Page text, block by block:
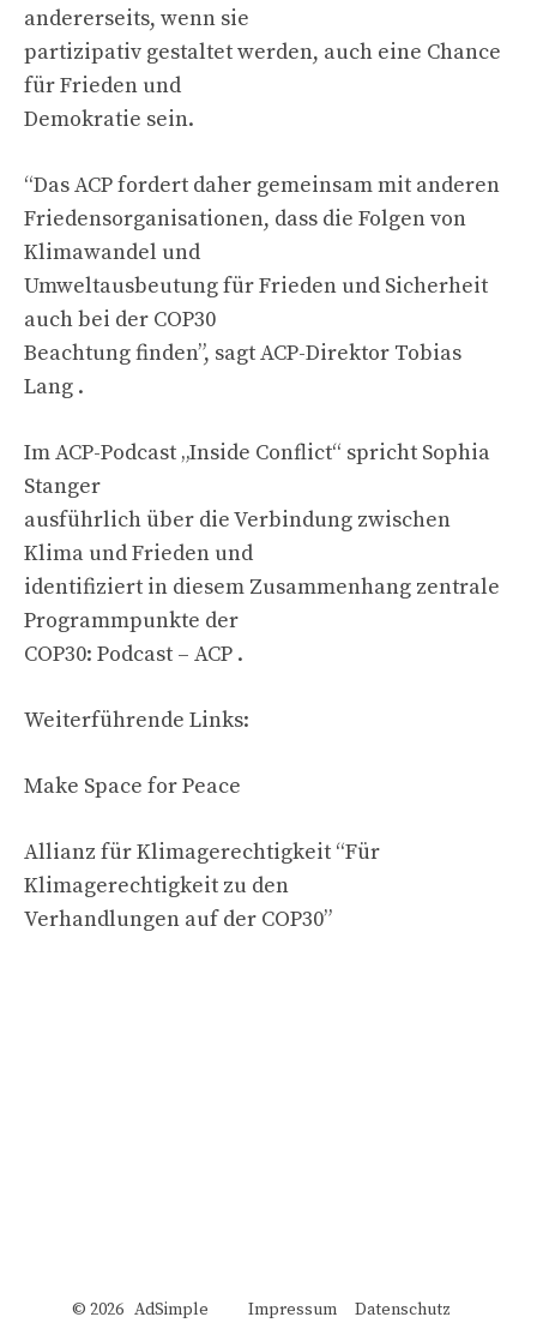
andererseits, wenn sie
partizipativ gestaltet werden, auch eine Chance
für Frieden und
Demokratie sein.
“Das ACP fordert daher gemeinsam mit anderen
Friedensorganisationen, dass die Folgen von
Klimawandel und
Umweltausbeutung für Frieden und Sicherheit
auch bei der COP30
Beachtung finden”, sagt ACP-Direktor Tobias
Lang .
Im ACP-Podcast „Inside Conflict“ spricht Sophia
Stanger
ausführlich über die Verbindung zwischen
Klima und Frieden und
identifiziert in diesem Zusammenhang zentrale
Programmpunkte der
COP30: Podcast – ACP .
Weiterführende Links:
Make Space for Peace
Allianz für Klimagerechtigkeit “Für
Klimagerechtigkeit zu den
Verhandlungen auf der COP30”
© 2026 AdSimple Impressum Datenschutz